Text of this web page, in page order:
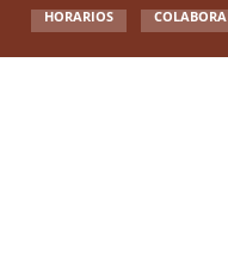
HORARIOS COLABORA